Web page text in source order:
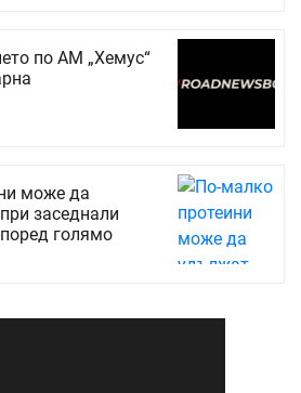
по АМ „Хемус“
може да
заседнали
голямо